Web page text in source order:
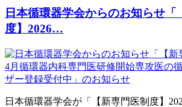
日本循環器学会からのお知らせ「
度】2026…
日本循環器学会が「【新専⾨医制度】